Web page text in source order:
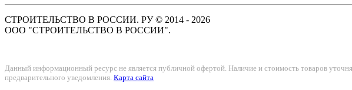
СТРОИТЕЛЬСТВО В РОССИИ. РУ © 2014 - 2026
ООО "СТРОИТЕЛЬСТВО В РОССИИ".
Данный информационный ресурс не является публичной офертой. Наличие и стоимость товаров
предварительного уведомления. Карта сайта